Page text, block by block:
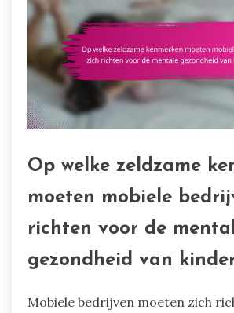
Op welke zeldzame
moeten mobiele
richten voor de
gezondheid van
Mobiele bedrijven moeten zich